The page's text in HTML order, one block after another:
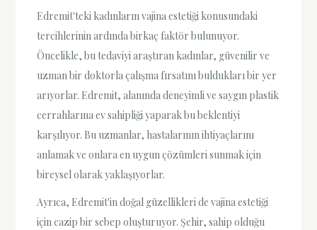
Edremit'teki kadınların vajina estetiği konusundaki
tercihlerinin ardında birkaç faktör bulunuyor.
Öncelikle, bu tedaviyi araştıran kadınlar, güvenilir ve
uzman bir doktorla çalışma fırsatını buldukları bir yer
arıyorlar. Edremit, alanında deneyimli ve saygın plastik
cerrahlarına ev sahipliği yaparak bu beklentiyi
karşılıyor. Bu uzmanlar, hastalarının ihtiyaçlarını
anlamak ve onlara en uygun çözümleri sunmak için
bireysel olarak yaklaşıyorlar.
Ayrıca, Edremit'in doğal güzellikleri de vajina estetiği
için cazip bir sebep oluşturuyor. Şehir, sahip olduğu